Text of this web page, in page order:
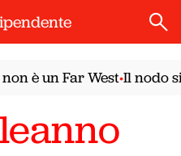
è un Far West•Il nodo